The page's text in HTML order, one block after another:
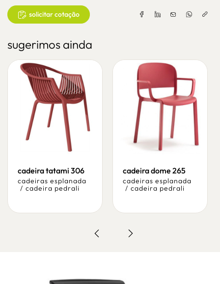
solicitar cotação
sugerimos ainda
cadeira tatami 306
cadeiras esplanada
/ cadeira pedrali
cadeira dome 265
cadeiras esplanada
/ cadeira pedrali